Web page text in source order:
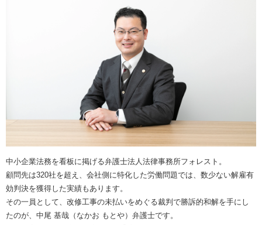
中小企業法務を看板に掲げる弁護士法人法律事務所フォレスト。
顧問先は320社を超え、会社側に特化した労働問題では、数少ない解雇有
効判決を獲得した実績もあります。
その一員として、改修工事の未払いをめぐる裁判で勝訴的和解を手にし
たのが、中尾 基哉（なかお もとや）弁護士です。